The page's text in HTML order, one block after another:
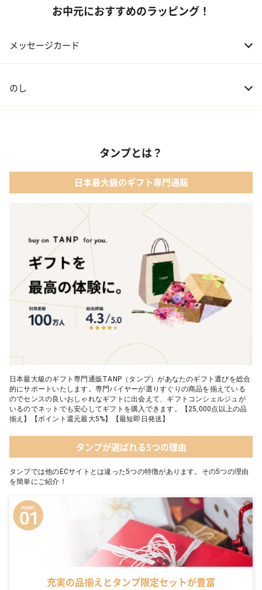
お中元におすすめのラッピング！
メッセージカード
のし
タンプとは？
日本最大級のギフト専門通販
日本最大級のギフト専門通販TANP（タンプ）があなたのギフト選びを総合
的にサポートいたします。専門バイヤーが選りすぐりの商品を揃えている
のでセンスの良いおしゃれなギフトに出会えて、ギフトコンシェルジュが
いるのでネットでも安心してギフトを購入できます。【25,000点以上の品
揃え】【ポイント還元最大5%】【最短即日発送】
タンプが選ばれる5つの理由
タンプでは他のECサイトとは違った5つの特徴があります。その5つの理由
を簡単にご紹介！
充実の品揃えとタンプ限定セットが豊富